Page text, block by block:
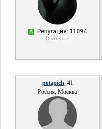
А Репутация: 11094
В отпуске
potapich, 41
Россия, Москва